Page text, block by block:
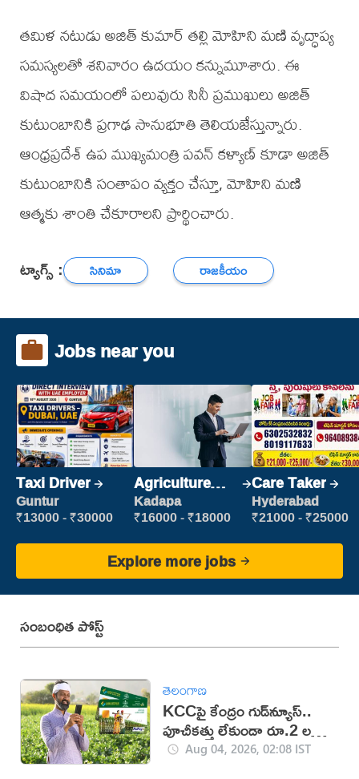
తమిళ నటుడు అజిత్ కుమార్ తల్లి మోహిని మణి వృద్ధాప్య
సమస్యలతో శనివారం ఉదయం కన్నుమూశారు. ఈ
విషాద సమయంలో పలువురు సినీ ప్రముఖులు అజిత్
కుటుంబానికి ప్రగాఢ సానుభూతి తెలియజేస్తున్నారు.
ఆంధ్రప్రదేశ్ ఉప ముఖ్యమంత్రి పవన్ కళ్యాణ్ కూడా అజిత్
కుటుంబానికి సంతాపం వ్యక్తం చేస్తూ, మోహిని మణి
ఆత్మకు శాంతి చేకూరాలని ప్రార్థించారు.
ట్యాగ్స్ : సినిమా రాజకీయం
Jobs near you
Taxi Driver
Guntur
₹13000 - ₹30000
Agriculture
Labour
Kadapa
₹16000 - ₹18000
Care Taker
Hyderabad
₹21000 - ₹25000
Explore more jobs
సంబంధిత పోస్ట్
తెలంగాణ
KCCపై కేంద్రం గుడ్‌న్యూస్..
పూచీకత్తు లేకుండా రూ.2 లక్షల
వరకు రుణం
Aug 04, 2026, 02:08 IST